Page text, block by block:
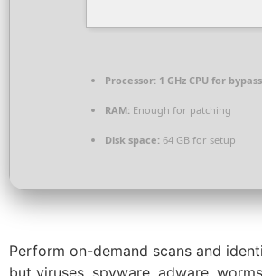
Processor: 1 GHz CPU for bypass
RAM: Enough for patching
Disk space: 64 GB for setup
Perform on-demand scans and
but viruses, spyware, adware,